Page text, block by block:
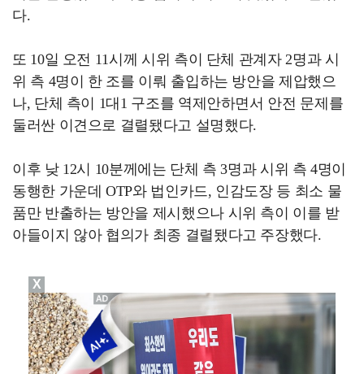
다.
또 10일 오전 11시께 시위 측이 단체 관계자 2명과 시
위 측 4명이 한 조를 이뤄 출입하는 방안을 제압했으
나, 단체 측이 1대1 구조를 역제안하면서 안전 문제를
둘러싼 이견으로 결렬됐다고 설명했다.
이후 낮 12시 10분께에는 단체 측 3명과 시위 측 4명이
동행한 가운데 OTP와 법인카드, 인감도장 등 최소 물
품만 반출하는 방안을 제시했으나 시위 측이 이를 받
아들이지 않아 협의가 최종 결렬됐다고 주장했다.
X